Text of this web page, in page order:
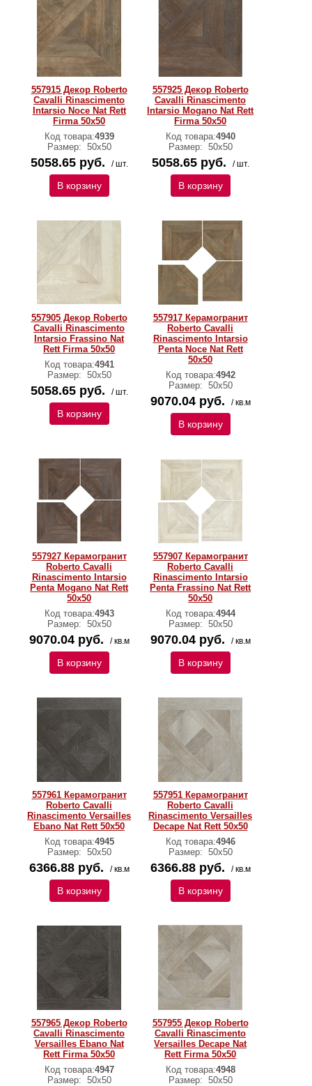
557915 Декор Roberto
Cavalli Rinascimento
Intarsio Noce Nat Rett
Firma 50x50
Код товара:4939
Размер: 50x50
5058.65 руб. / шт.
В корзину
557925 Декор Roberto
Cavalli Rinascimento
Intarsio Mogano Nat Rett
Firma 50x50
Код товара:4940
Размер: 50x50
5058.65 руб. / шт.
В корзину
557905 Декор Roberto
Cavalli Rinascimento
Intarsio Frassino Nat
Rett Firma 50x50
Код товара:4941
Размер: 50x50
5058.65 руб. / шт.
В корзину
557917 Керамогранит
Roberto Cavalli
Rinascimento Intarsio
Penta Noce Nat Rett
50x50
Код товара:4942
Размер: 50x50
9070.04 руб. / кв.м
В корзину
557927 Керамогранит
Roberto Cavalli
Rinascimento Intarsio
Penta Mogano Nat Rett
50x50
Код товара:4943
Размер: 50x50
9070.04 руб. / кв.м
В корзину
557907 Керамогранит
Roberto Cavalli
Rinascimento Intarsio
Penta Frassino Nat Rett
50x50
Код товара:4944
Размер: 50x50
9070.04 руб. / кв.м
В корзину
557961 Керамогранит
Roberto Cavalli
Rinascimento Versailles
Ebano Nat Rett 50x50
Код товара:4945
Размер: 50x50
6366.88 руб. / кв.м
В корзину
557951 Керамогранит
Roberto Cavalli
Rinascimento Versailles
Decape Nat Rett 50x50
Код товара:4946
Размер: 50x50
6366.88 руб. / кв.м
В корзину
557965 Декор Roberto
Cavalli Rinascimento
Versailles Ebano Nat
Rett Firma 50x50
Код товара:4947
Размер: 50x50
557955 Декор Roberto
Cavalli Rinascimento
Versailles Decape Nat
Rett Firma 50x50
Код товара:4948
Размер: 50x50